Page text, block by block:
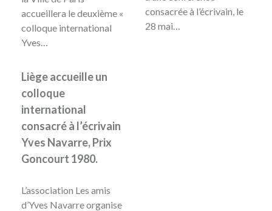
accueillera le deuxième «
colloque international
Yves…
consacrée à l’écrivain, le
28 mai…
Liège accueille un
colloque
international
consacré à l’écrivain
Yves Navarre, Prix
Goncourt 1980.
L’association Les amis
d’Yves Navarre organise